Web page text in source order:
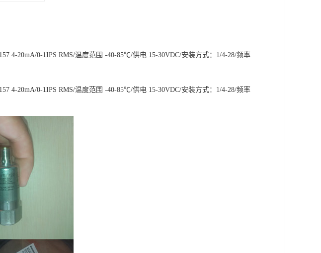
4-20mA/0-1IPS RMS/温度范围 -40-85℃/供电 15-30VDC/安装方式：1/4-28/频率
4-20mA/0-1IPS RMS/温度范围 -40-85℃/供电 15-30VDC/安装方式：1/4-28/频率